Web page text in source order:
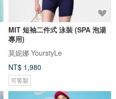
MIT 短袖二件式 泳裝 (SPA 泡湯
專用)
莫妮娜 YourstyLe
NT$ 1,980
可客製